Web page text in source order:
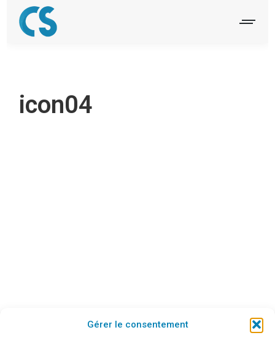
Gérer le consentement
icon04